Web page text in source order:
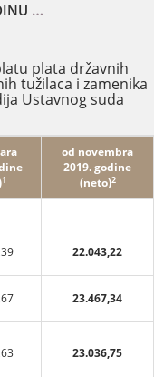
plata državnih
tužilaca i zamenika
Ustavnog suda
1
od novembra
2019. godine
(neto)2
22.043,22
23.467,34
23.036,75